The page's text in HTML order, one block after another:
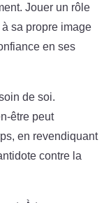
Jouer un rôle
sa propre image
en ses
de soi.
être peut
en revendiquant
contre la